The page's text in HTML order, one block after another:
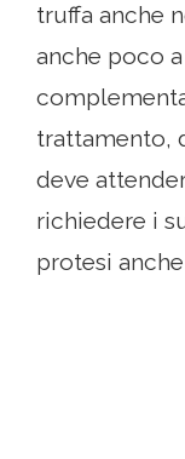
truffa anche
anche poco
trattamento,
deve
richiedere i
protesi